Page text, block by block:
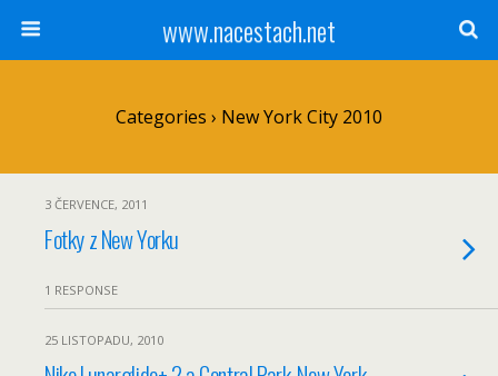
www.nacestach.net
Categories › New York City 2010
3 ČERVENCE, 2011
Fotky z New Yorku
1 RESPONSE
25 LISTOPADU, 2010